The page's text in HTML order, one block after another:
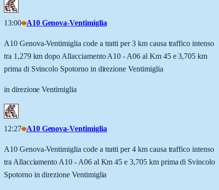
13:00 A10 Genova-Ventimiglia
A10 Genova-Ventimiglia code a tratti per 3 km causa traffico intenso
tra 1,279 km dopo Allacciamento A10 - A06 al Km 45 e 3,705 km
prima di Svincolo Spotorno in direzione Ventimiglia
in direzione Ventimiglia
12:27 A10 Genova-Ventimiglia
A10 Genova-Ventimiglia code a tratti per 4 km causa traffico intenso
tra Allacciamento A10 - A06 al Km 45 e 3,705 km prima di Svincolo
Spotorno in direzione Ventimiglia